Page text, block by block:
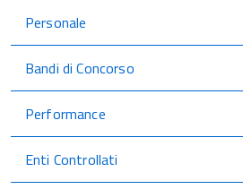
Personale
Bandi di Concorso
Performance
Enti Controllati